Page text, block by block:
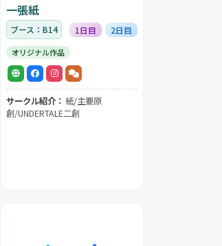
一張紙
ブース：B14 1日目 2日目
オリジナル作品
サークル紹介： 紙/主要原
創/UNDERTALE二創